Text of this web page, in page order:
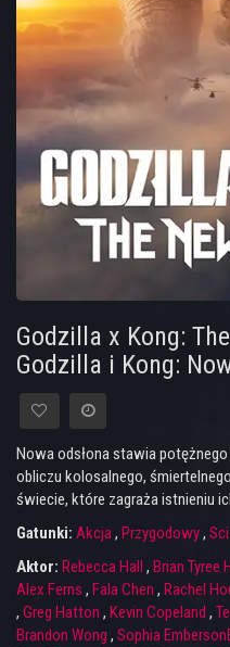
Godzilla x Kong:
Godzilla i Kong:
Nowa odsłona stawia
obliczu kolosalnego,
świecie, które zagraża istnieniu
Gatunki: Akcja, Przygodowy,
Aktor: Rebecca Hall , Brian Tyree
Alex Ferns , Fala Chen , Rachel
, Greg Hatton , Kevin Copeland ,
Brandon Wong , Sophia